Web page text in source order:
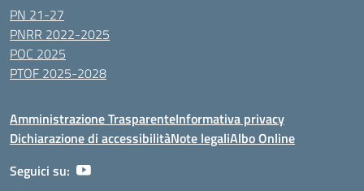
PN 21-27
PNRR 2022-2025
POC 2025
PTOF 2025-2028
Amministrazione TrasparenteInformativa privacy
Dichiarazione di accessibilitàNote legaliAlbo Online
Seguici su: